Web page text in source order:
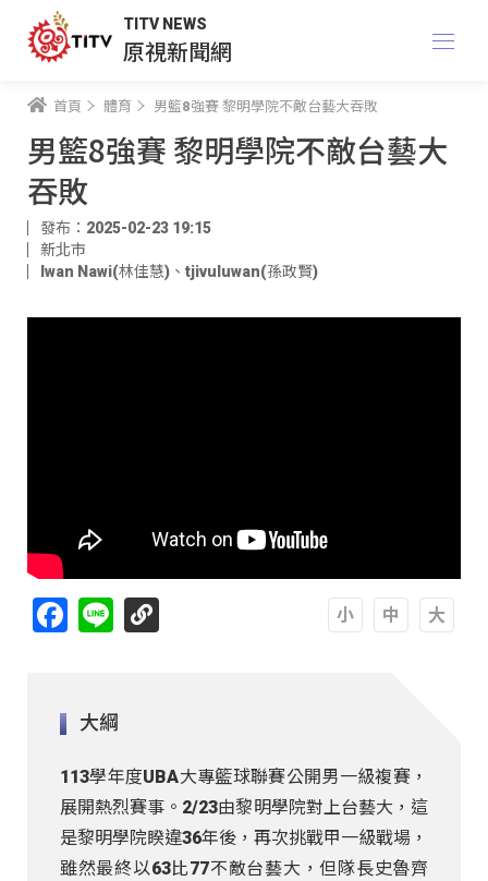
TITV NEWS
原視新聞網
首頁 體育 男籃8強賽 黎明學院不敵台藝大吞敗
男籃8強賽 黎明學院不敵台藝大
吞敗
發布：2025-02-23 19:15
新北市
Iwan Nawi(林佳慧) 、 tjivuluwan(孫政賢)
Facebook
Line
大綱
113學年度UBA大專籃球聯賽公開男一級複賽，
展開熱烈賽事。2/23由黎明學院對上台藝大，這
是黎明學院睽違36年後，再次挑戰甲一級戰場，
雖然最終以63比77不敵台藝大，但隊長史魯齊